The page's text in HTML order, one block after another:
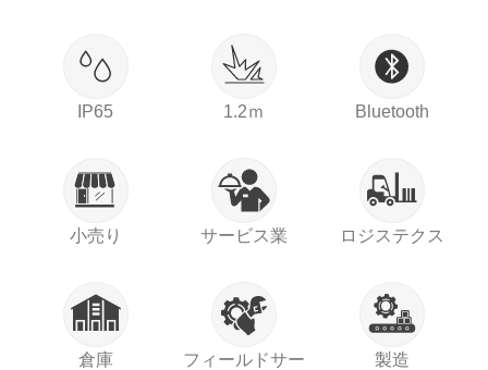
IP65 1.2ｍ Bluetooth
小売り サービス業 ロジステクス
倉庫
フィールドサー
製造